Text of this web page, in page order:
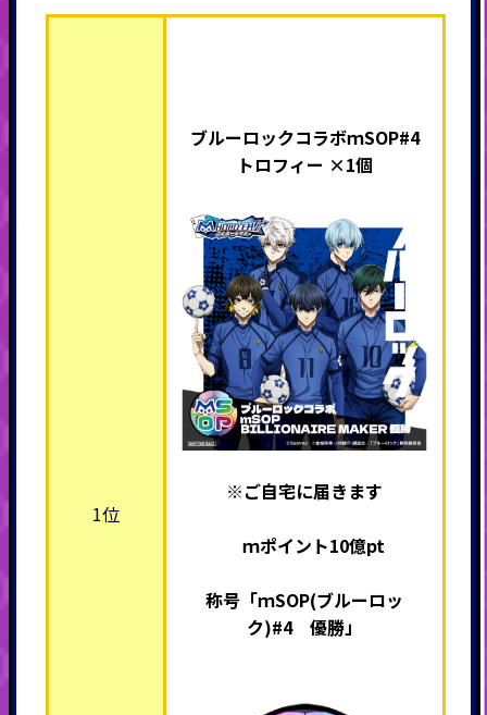
1位
ブルーロックコラボｍSOP#4
トロフィー ×1個
※ご自宅に届きます
ｍポイント10億pt
称号「ｍSOP(ブルーロッ
ク)#4 優勝」